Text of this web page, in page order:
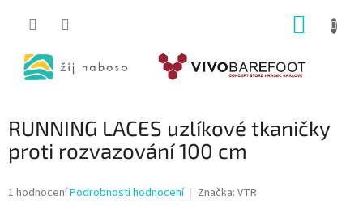
RUNNING LACES uzlíkové tkaničky
proti rozvazování 100 cm
Průměrné
1 hodnoceníPodrobnosti hodnocení Značka: VTR